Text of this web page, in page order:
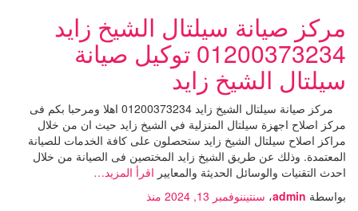
مركز صيانة سيلتال الشيخ زايد
01200373234 توكيل صيانة
سيلتال الشيخ زايد
مركز صيانة سيلتال الشيخ زايد 01200373234 اهلا ومرحبا بكم فى
مركز اصلاح اجهزة سيلتال المنزلية في الشيخ زايد حيث ان من خلال
مراكز اصلاح سيلتال الشيخ زايد ستحصلون على كافة الخدمات للصيانة
المعتمدة. وذلك عن طريق الشيخ زايد المختصين فى الصيانة من خلال
احدث التقنيات والوسائل الحديثة والمعايير اقرأ المزيد…
بواسطة admin، سنتيننوفمبر 13, 2024 منذ